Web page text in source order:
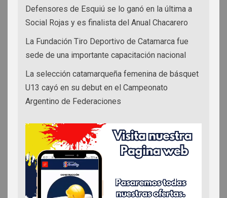
Defensores de Esquiú se lo ganó en la última a
Social Rojas y es finalista del Anual Chacarero
La Fundación Tiro Deportivo de Catamarca fue
sede de una importante capacitación nacional
La selección catamarqueña femenina de básquet
U13 cayó en su debut en el Campeonato
Argentino de Federaciones